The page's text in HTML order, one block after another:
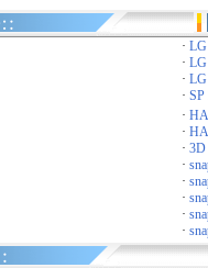
∷
·
·
·
·
·
·
· 3D
·
·
·
·
·